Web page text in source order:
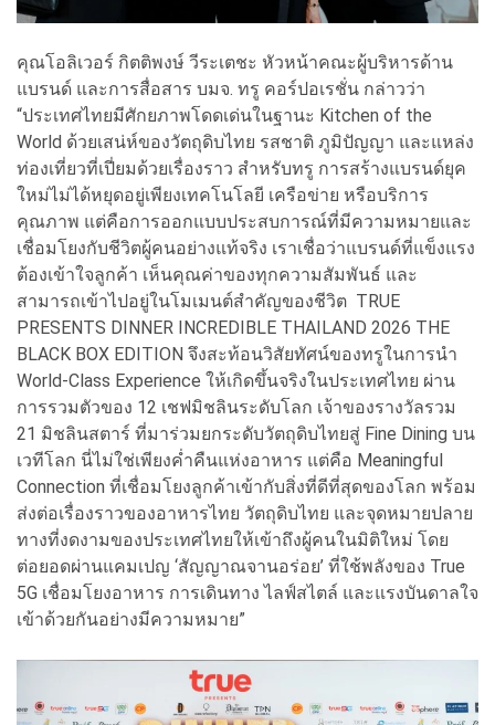
คุณโอลิเวอร์ กิตติพงษ์ วีระเตชะ หัวหน้าคณะผู้บริหารด้าน
แบรนด์ และการสื่อสาร บมจ. ทรู คอร์ปอเรชั่น กล่าวว่า
“ประเทศไทยมีศักยภาพโดดเด่นในฐานะ Kitchen of the
World ด้วยเสน่ห์ของวัตถุดิบไทย รสชาติ ภูมิปัญญา และแหล่ง
ท่องเที่ยวที่เปี่ยมด้วยเรื่องราว สำหรับทรู การสร้างแบรนด์ยุค
ใหม่ไม่ได้หยุดอยู่เพียงเทคโนโลยี เครือข่าย หรือบริการ
คุณภาพ แต่คือการออกแบบประสบการณ์ที่มีความหมายและ
เชื่อมโยงกับชีวิตผู้คนอย่างแท้จริง เราเชื่อว่าแบรนด์ที่แข็งแรง
ต้องเข้าใจลูกค้า เห็นคุณค่าของทุกความสัมพันธ์ และ
สามารถเข้าไปอยู่ในโมเมนต์สำคัญของชีวิต TRUE
PRESENTS DINNER INCREDIBLE THAILAND 2026 THE
BLACK BOX EDITION จึงสะท้อนวิสัยทัศน์ของทรูในการนำ
World-Class Experience ให้เกิดขึ้นจริงในประเทศไทย ผ่าน
การรวมตัวของ 12 เชฟมิชลินระดับโลก เจ้าของรางวัลรวม
21 มิชลินสตาร์ ที่มาร่วมยกระดับวัตถุดิบไทยสู่ Fine Dining บน
เวทีโลก นี่ไม่ใช่เพียงค่ำคืนแห่งอาหาร แต่คือ Meaningful
Connection ที่เชื่อมโยงลูกค้าเข้ากับสิ่งที่ดีที่สุดของโลก พร้อม
ส่งต่อเรื่องราวของอาหารไทย วัตถุดิบไทย และจุดหมายปลาย
ทางที่งดงามของประเทศไทยให้เข้าถึงผู้คนในมิติใหม่ โดย
ต่อยอดผ่านแคมเปญ ‘สัญญาณจานอร่อย’ ที่ใช้พลังของ True
5G เชื่อมโยงอาหาร การเดินทาง ไลฟ์สไตล์ และแรงบันดาลใจ
เข้าด้วยกันอย่างมีความหมาย”